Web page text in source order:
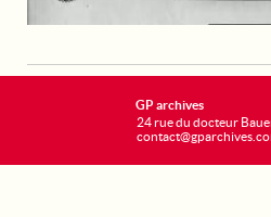
GP archives
24 rue du docteur